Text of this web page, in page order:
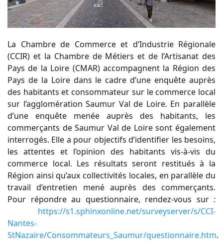
La Chambre de Commerce et d’Industrie Régionale
(CCIR) et la Chambre de Métiers et de l’Artisanat des
Pays de la Loire (CMAR) accompagnent la Région des
Pays de la Loire dans le cadre d’une enquête auprès
des habitants et consommateur sur le commerce local
sur l’agglomération Saumur Val de Loire. En parallèle
d’une enquête menée auprès des habitants, les
commerçants de Saumur Val de Loire sont également
interrogés. Elle a pour objectifs d’identifier les besoins,
les attentes et l’opinion des habitants vis-à-vis du
commerce local. Les résultats seront restitués à la
Région ainsi qu’aux collectivités locales, en parallèle du
travail d’entretien mené auprès des commerçants.
Pour répondre au questionnaire, rendez-vous sur :
https://s1.sphinxonline.net/surveyserver/s/CCI-
Nantes-
StNazaire/Consommateurs_Saumur/questionnaire.htm.